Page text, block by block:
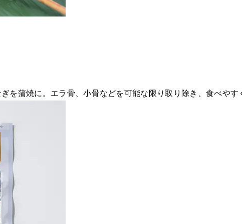
を蒲焼に。エラ骨、小骨などを可能な限り取り除き、食べやす